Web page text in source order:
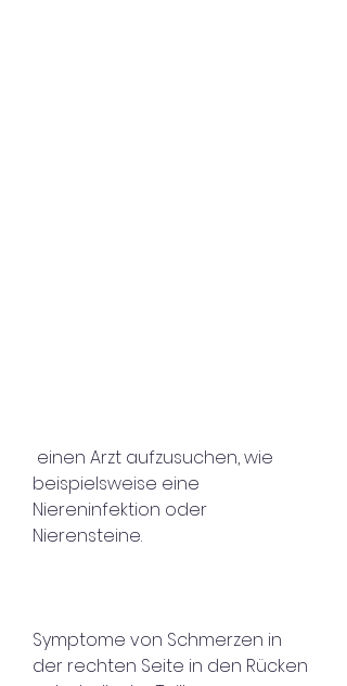
beispielsweise eine
Niereninfektion oder
Nierensteine.
Symptome von Schmerzen in
der rechten Seite in den Rücken